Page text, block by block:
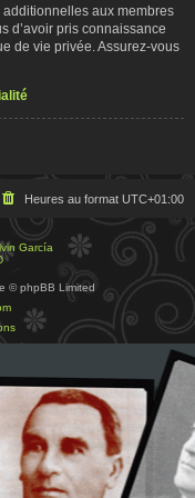
aux membres
d’avoir pris connaissance
de vie privée. Assurez-vous
Heures au format UTC+01:00
García
© phpBB Limited